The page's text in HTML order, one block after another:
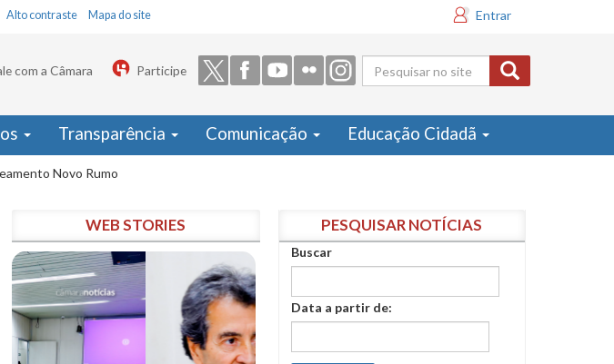
Alto contraste Mapa do site Entrar
Formulário
de busca
com a Câmara Participe
Transparência Comunicação Educação Cidadã
Novo Rumo
WEB STORIES PESQUISAR NOTÍCIAS
Buscar
Data a partir de: